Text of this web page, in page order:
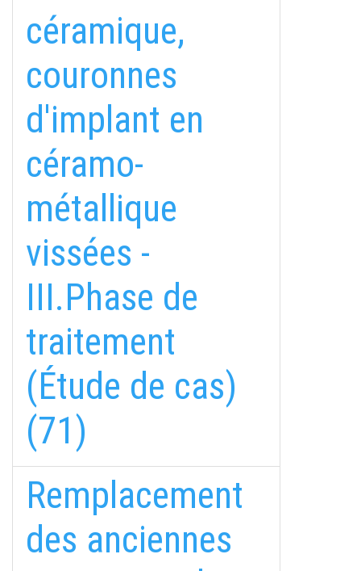
céramique,
couronnes
d'implant en
céramo-
métallique
vissées -
III.Phase de
traitement
(Étude de cas)
(71)
Remplacement
des anciennes